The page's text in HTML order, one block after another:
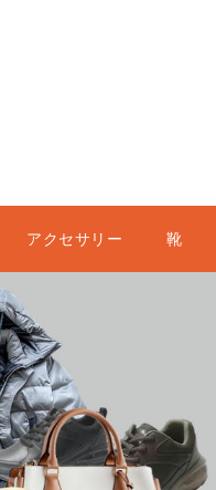
アクセサリー 靴